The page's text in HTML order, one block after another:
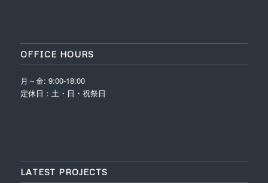
OFFICE HOURS
月～金: 9:00-18:00
定休日：土・日・祝祭日
LATEST PROJECTS